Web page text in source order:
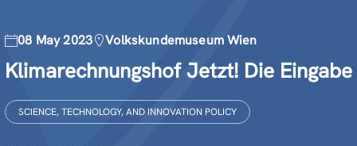
08 May 2023 Volkskundemuseum Wien
Klimarechnungshof Jetzt! Die Eingabe
SCIENCE, TECHNOLOGY, AND INNOVATION POLICY